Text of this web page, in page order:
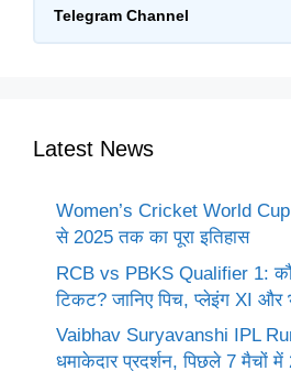
Telegram Channel
Latest News
Women’s Cricket World
से 2025 तक का पूरा इतिहास
RCB vs PBKS Qualifier 1:
टिकट? जानिए पिच, प्लेइंग XI और
Vaibhav Suryavanshi IPL
धमाकेदार प्रदर्शन, पिछले 7 मैचों